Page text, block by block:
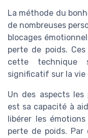
La méthode du
de nombreuses
blocages
perte de poids.
cette technique
significatif sur la
Un des aspects
est sa capacité à
libérer les
perte de poids. Par